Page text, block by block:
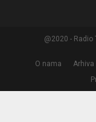
@2020 - Radio
O nama Arhiva